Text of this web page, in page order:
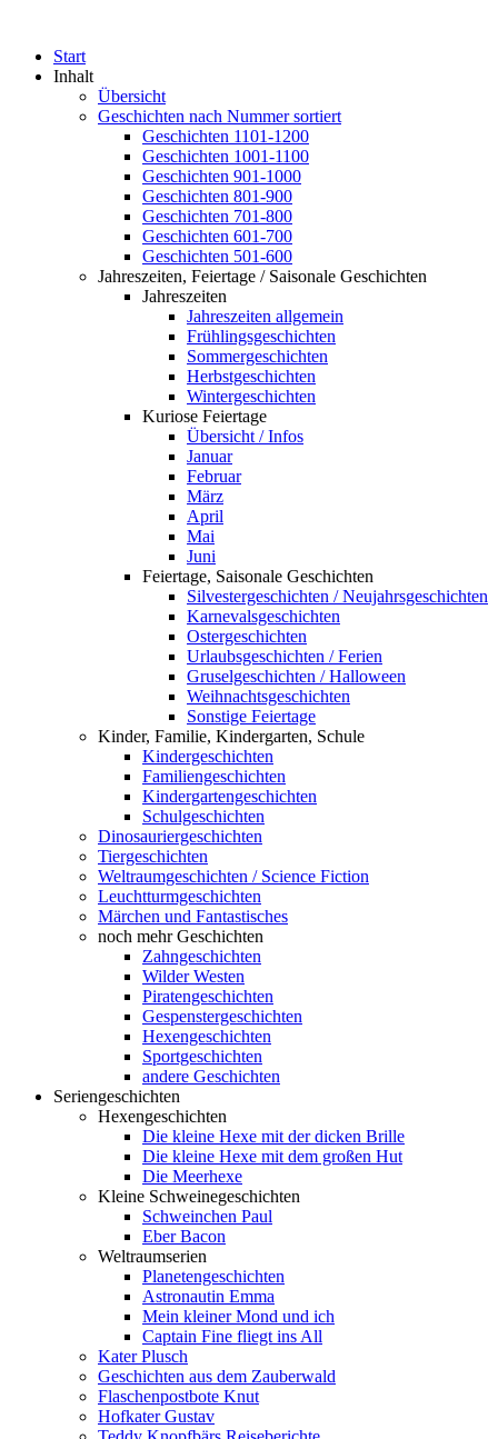
Start
Inhalt
Übersicht
Geschichten nach Nummer sortiert
Geschichten 1101-1200
Geschichten 1001-1100
Geschichten 901-1000
Geschichten 801-900
Geschichten 701-800
Geschichten 601-700
Geschichten 501-600
Jahreszeiten, Feiertage / Saisonale Geschichten
Jahreszeiten
Jahreszeiten allgemein
Frühlingsgeschichten
Sommergeschichten
Herbstgeschichten
Wintergeschichten
Kuriose Feiertage
Übersicht / Infos
Januar
Februar
März
April
Mai
Juni
Feiertage, Saisonale Geschichten
Silvestergeschichten / Neujahrsgeschichten
Karnevalsgeschichten
Ostergeschichten
Urlaubsgeschichten / Ferien
Gruselgeschichten / Halloween
Weihnachtsgeschichten
Sonstige Feiertage
Kinder, Familie, Kindergarten, Schule
Kindergeschichten
Familiengeschichten
Kindergartengeschichten
Schulgeschichten
Dinosauriergeschichten
Tiergeschichten
Weltraumgeschichten / Science Fiction
Leuchtturmgeschichten
Märchen und Fantastisches
noch mehr Geschichten
Zahngeschichten
Wilder Westen
Piratengeschichten
Gespenstergeschichten
Hexengeschichten
Sportgeschichten
andere Geschichten
Seriengeschichten
Hexengeschichten
Die kleine Hexe mit der dicken Brille
Die kleine Hexe mit dem großen Hut
Die Meerhexe
Kleine Schweinegeschichten
Schweinchen Paul
Eber Bacon
Weltraumserien
Planetengeschichten
Astronautin Emma
Mein kleiner Mond und ich
Captain Fine fliegt ins All
Kater Plusch
Geschichten aus dem Zauberwald
Flaschenpostbote Knut
Hofkater Gustav